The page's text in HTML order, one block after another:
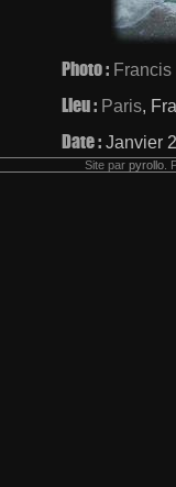
Photo : Francis
Lieu : Paris,
Date : Janvier
Site par pyrollo .